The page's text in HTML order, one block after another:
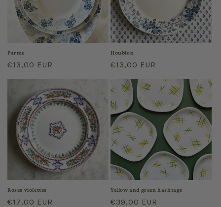
Parme
Regular
€13,00 EUR
Houblon
Regular
€13,00 EUR
Roses violettes
Regular
€17,00 EUR
Yellow and green hashtags
Regular
€39,00 EUR